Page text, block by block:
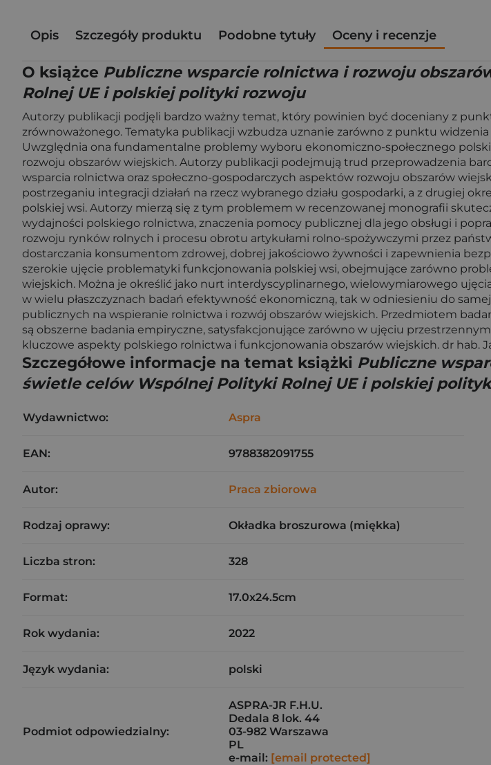
Opis Szczegóły produktu Podobne tytuły Oceny i recenzje
O książce Publiczne wsparcie rolnictwa i rozwoju
Rolnej UE i polskiej polityki rozwoju
Autorzy publikacji podjęli bardzo ważny temat, który powinien być doceniany z
zrównoważonego. Tematyka publikacji wzbudza uznanie zarówno z punktu
Uwzględnia ona fundamentalne problemy wyboru ekonomiczno-społecznego
rozwoju obszarów wiejskich. Autorzy publikacji podejmują trud przeprowadzenia
wsparcia rolnictwa oraz społeczno-gospodarczych aspektów rozwoju obszarów
postrzeganiu integracji działań na rzecz wybranego działu gospodarki, a z drugiej
polskiej wsi. Autorzy mierzą się z tym problemem w recenzowanej monografii
wydajności polskiego rolnictwa, znaczenia pomocy publicznej dla jego obsługi i
rozwoju rynków rolnych i procesu obrotu artykułami rolno-spożywczymi przez
dostarczania konsumentom zdrowej, dobrej jakościowo żywności i zapewnienia
szerokie ujęcie problematyki funkcjonowania polskiej wsi, obejmujące zarówno
wiejskich. Można je określić jako nurt interdyscyplinarnego, wielowymiarowego
w wielu płaszczyznach badań efektywność ekonomiczną, tak w odniesieniu do
publicznych na wspieranie rolnictwa i rozwój obszarów wiejskich. Przedmiotem
są obszerne badania empiryczne, satysfakcjonujące zarówno w ujęciu
kluczowe aspekty polskiego rolnictwa i funkcjonowania obszarów wiejskich. dr hab.
Szczegółowe informacje na temat książki Publiczne
świetle celów Wspólnej Polityki Rolnej UE i polskiej
Wydawnictwo: Aspra
EAN: 9788382091755
Autor: Praca zbiorowa
Rodzaj oprawy: Okładka broszurowa (miękka)
Liczba stron: 328
Format: 17.0x24.5cm
Rok wydania: 2022
Język wydania: polski
Podmiot odpowiedzialny:
ASPRA-JR F.H.U.
Dedala 8 lok. 44
03-982 Warszawa
PL
e-mail: [email protected]